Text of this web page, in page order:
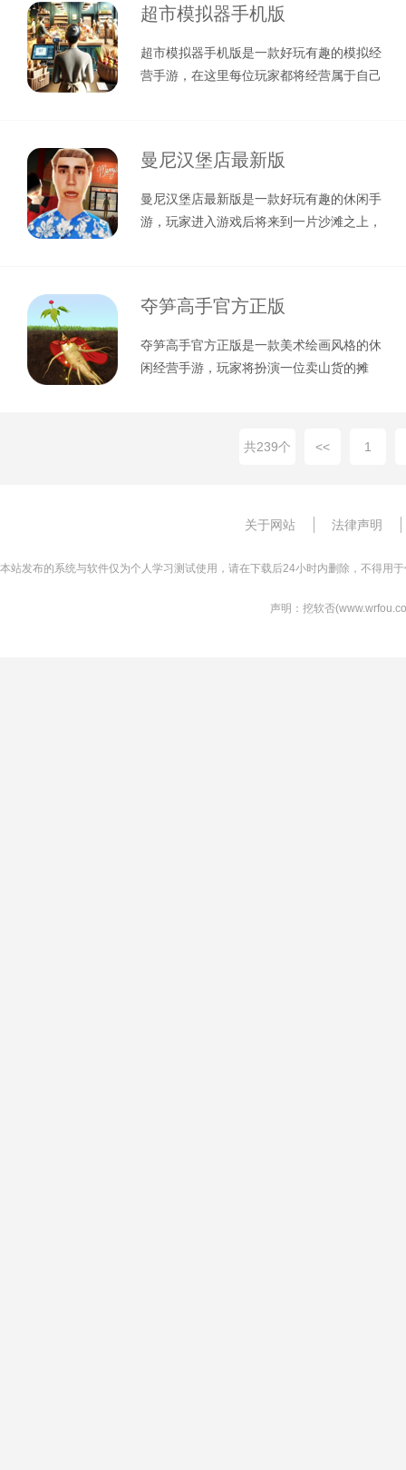
超市模拟器手机版
超市模拟器手机版是一款好玩有趣的模拟经
营手游，在这里每位玩家都将经营属于自己
曼尼汉堡店最新版
曼尼汉堡店最新版是一款好玩有趣的休闲手
游，玩家进入游戏后将来到一片沙滩之上，
夺笋高手官方正版
夺笋高手官方正版是一款美术绘画风格的休
闲经营手游，玩家将扮演一位卖山货的摊
共239个 << 1
关于网站 法律声明
本站发布的系统与软件仅为个人学习测试使用，请在下载后24小时内删除，不得用
声明：挖软否